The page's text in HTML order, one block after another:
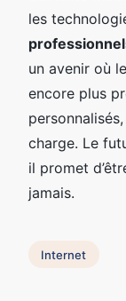
les
un avenir où
encore plus
charge. Le
il promet
jamais.
Internet